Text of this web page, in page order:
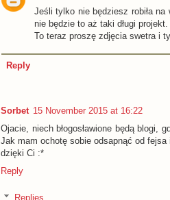
Jeśli tylko nie będziesz robiła na
nie będzie to aż taki długi projekt.
To teraz proszę zdjęcia swetra i
Reply
Sorbet 15 November 2015 at 16:22
Ojacie, niech błogosławione będą blogi,
Jak mam ochotę sobie odsapnąć od fejsa
dzięki Ci :*
Reply
Replies